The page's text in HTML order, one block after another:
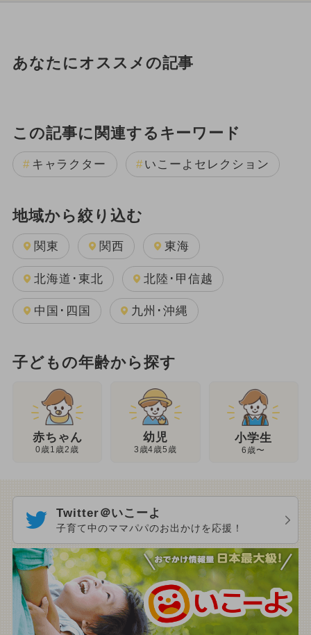
あなたにオススメの記事
この記事に関連するキーワード
キャラクター いこーよセレクション
地域から絞り込む
関東 関西 東海
北海道･東北 北陸･甲信越
中国･四国 九州･沖縄
子どもの年齢から探す
赤ちゃん
0歳1歳2歳
幼児
3歳4歳5歳
小学生
6歳〜
Twitter＠いこーよ
子育て中のママパパのお出かけを応援！